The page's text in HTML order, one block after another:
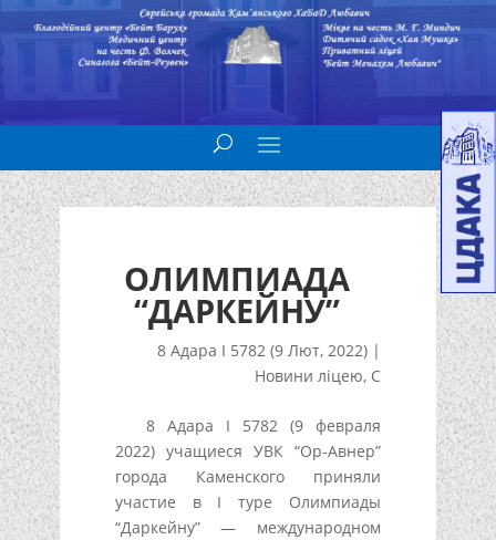
ОЛИМПИАДА
“ДАРКЕЙНУ”
8 Адара I 5782 (9 Лют, 2022) |
Новини ліцею, С
8 Адара I 5782 (9 февраля
2022) учащиеся УВК “Ор-Авнер”
города Каменского приняли
участие в I туре Олимпиады
“Даркейну” — международном